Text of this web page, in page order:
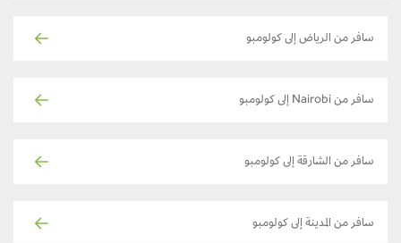
سافر من الرياض إلى كولومبو
سافر من Nairobi إلى كولومبو
سافر من الشارقة إلى كولومبو
سافر من المدينة إلى كولومبو